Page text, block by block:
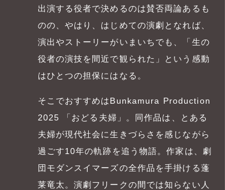
出演する役者で決めるのは賛否両論あるも
のの、やはり、はじめての演劇となれば、
演出やストーリーがいまいちでも、「生の
役者の演技を間近で観られた」という感動
はひとつの担保にはなる。
そこでおすすめはBunkamura Production
2025 「おどる夫婦」。同作品は、とある
夫婦が現代社会に生きづらさを感じながら
過ごす10年の軌跡を追う物語。作家は、劇
団モダンスイマーズの全作品を手掛ける蓬
莱竜太。演劇フリークの間では知らない人